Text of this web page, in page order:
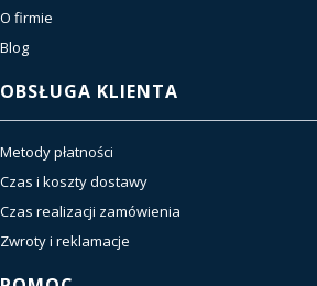
O firmie
Blog
OBSŁUGA KLIENTA
Metody płatności
Czas i koszty dostawy
Czas realizacji zamówienia
Zwroty i reklamacje